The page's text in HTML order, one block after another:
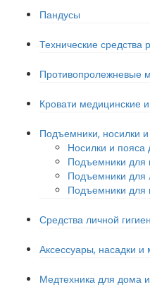
Пандусы
Технические средства
Противопролежневые
Кровати медицинские
Подъемники, носилки
Носилки и
Подъемники для
Подъемники для
Подъемники
Средства личной
Аксессуары, насадки
Медтехника для дома